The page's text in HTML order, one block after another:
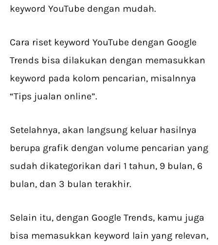
keyword YouTube dengan mudah.
Cara riset keyword YouTube dengan Google
Trends bisa dilakukan dengan memasukkan
keyword pada kolom pencarian, misalnnya
“Tips jualan online”.
Setelahnya, akan langsung keluar hasilnya
berupa grafik dengan volume pencarian yang
sudah dikategorikan dari 1 tahun, 9 bulan, 6
bulan, dan 3 bulan terakhir.
Selain itu, dengan Google Trends, kamu juga
bisa memasukkan keyword lain yang relevan,